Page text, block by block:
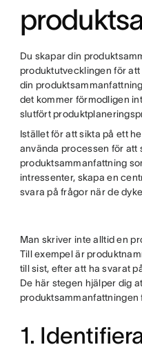
Du skapar din
produktutvecklingen för
din
det kommer förmodligen
slutfört
Istället för att sikta på ett
använda processen för att
produktsammanfattning
intressenter, skapa en
svara på frågor när de
Man skriver inte alltid en
Till exempel är
till sist, efter att ha svarat
De här stegen hjälper dig
produktsammanfattningen
1.